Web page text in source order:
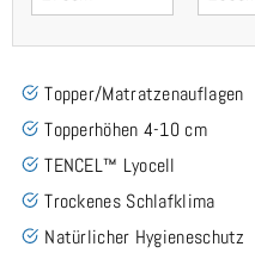
Topper/Matratzenauflagen
Topperhöhen 4-10 cm
TENCEL™ Lyocell
Trockenes Schlafklima
Natürlicher Hygieneschutz